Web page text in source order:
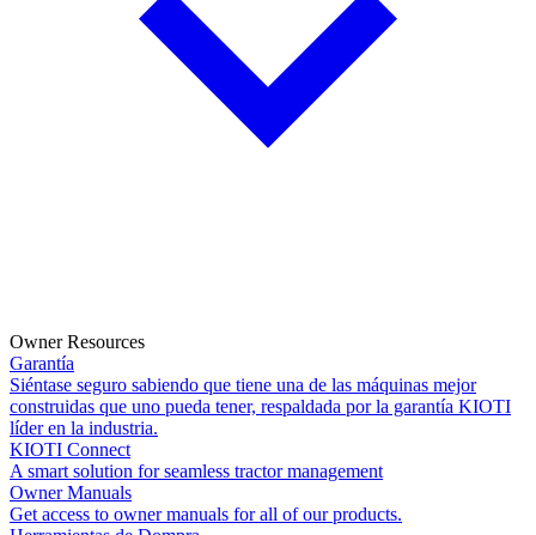
Owner Resources
Garantía
Siéntase seguro sabiendo que tiene una de las máquinas mejor
construidas que uno pueda tener, respaldada por la garantía KIOTI
líder en la industria.
KIOTI Connect
A smart solution for seamless tractor management
Owner Manuals
Get access to owner manuals for all of our products.